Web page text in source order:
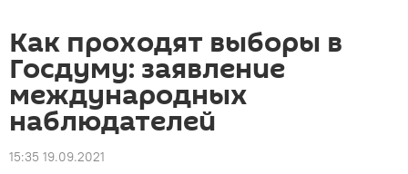
Как проходят выборы в
Госдуму: заявление
международных
наблюдателей
15:35 19.09.2021